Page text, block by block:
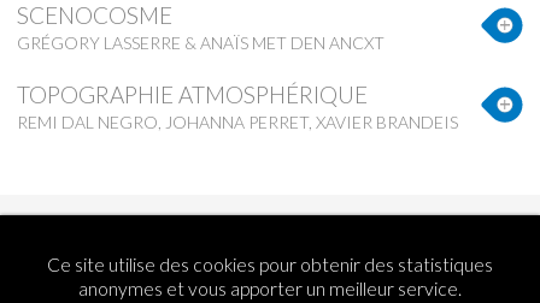
SCENOCOSME
GRÉGORY LASSERRE & ANAÏS MET DEN ANCXT
TOPOGRAPHIE ATMOSPHÉRIQUE
REMI DAL NEGRO, JOHANNA PERRET, XAVIER BRANDEIS
Ce site utilise des cookies pour obtenir des statistiques
anonymes et vous apporter un meilleur service.